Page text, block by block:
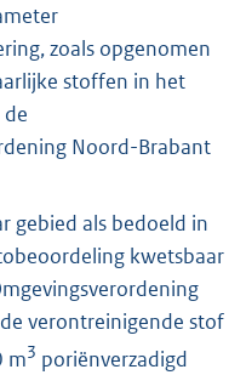
zoals opgenomen
stoffen in het
Noord-Brabant
gebied als bedoeld in
kwetsbaar
verontreinigende stof
m3 poriënverzadigd